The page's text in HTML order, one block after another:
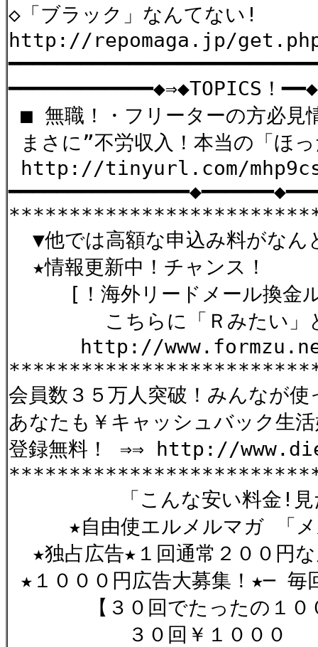
◇「ブラック」なんてない!
http://repomaga.jp/
━━━━━━━━━━━━◆⇒◆TOPICS！
■ 無職！・フリーターの方必見
まさに”不労収入！本当の「ほ
http://tinyurl.com/
▼他では高額な申込み料がなん
★情報更新中！チャンス！
[！海外リードメール換金ル
こちらに「Ｒみたい」と
http://www.formzu.net/
会員数３５万人突破！みんなが
あなたも￥キャッシュバック生
登録無料！ ⇒⇒ http://
「こんな安い料金!見た
★自由使エルメルマガ 「メ
★独占広告★１回通常２００円
★１０００円広告大募集！★─ 毎
【３０回でたったの１００
３０回￥１０００ 「